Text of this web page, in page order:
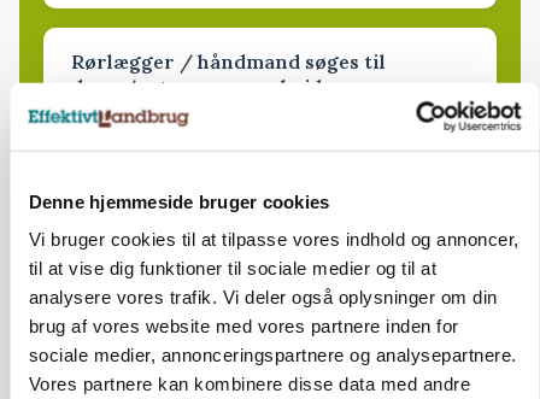
Denne hjemmeside bruger cookies
Vi bruger cookies til at tilpasse vores indhold og annoncer,
til at vise dig funktioner til sociale medier og til at
analysere vores trafik. Vi deler også oplysninger om din
brug af vores website med vores partnere inden for
sociale medier, annonceringspartnere og analysepartnere.
Vores partnere kan kombinere disse data med andre
Rørlægger / håndmand søges til
dræn/entreprenørarbejde.
Anlæg Kloak
Lastbilchauffør søges til Henrik Haves
Maskinstation
Godstransport